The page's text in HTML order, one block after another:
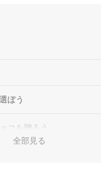
リボンギフトボック
テイスティングセッ
トボックス｜9701910
プ Artisan フェア
アソート 5個入｜
ぼう
コを贈ろう
全部見る